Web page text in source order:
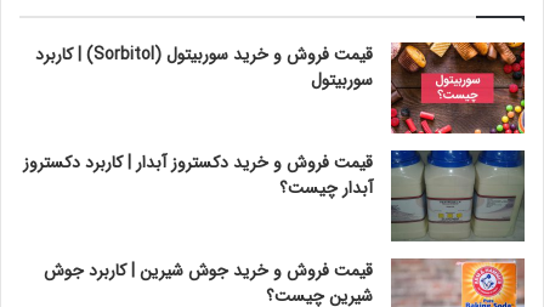
قیمت فروش و خرید سوربیتول (Sorbitol) | کاربرد
سوربیتول
قیمت فروش و خرید دکستروز آبدار | کاربرد دکستروز
آبدار چیست؟
قیمت فروش و خرید جوش شیرین | کاربرد جوش
شیرین چیست؟